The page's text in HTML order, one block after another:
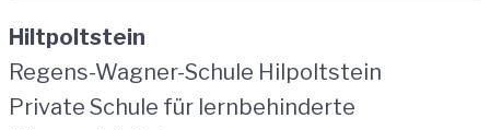
Hiltpoltstein
Regens-Wagner-Schule Hilpoltstein
Private Schule für lernbehinderte